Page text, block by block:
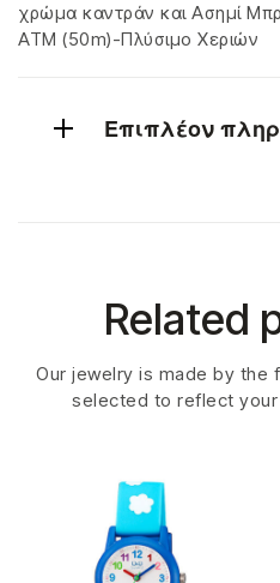
χρώμα καντράν και Ασημί
ATM (50m)-Πλύσιμο Χεριών
Επιπλέον
Related
Our jewelry is made by the
selected to reflect